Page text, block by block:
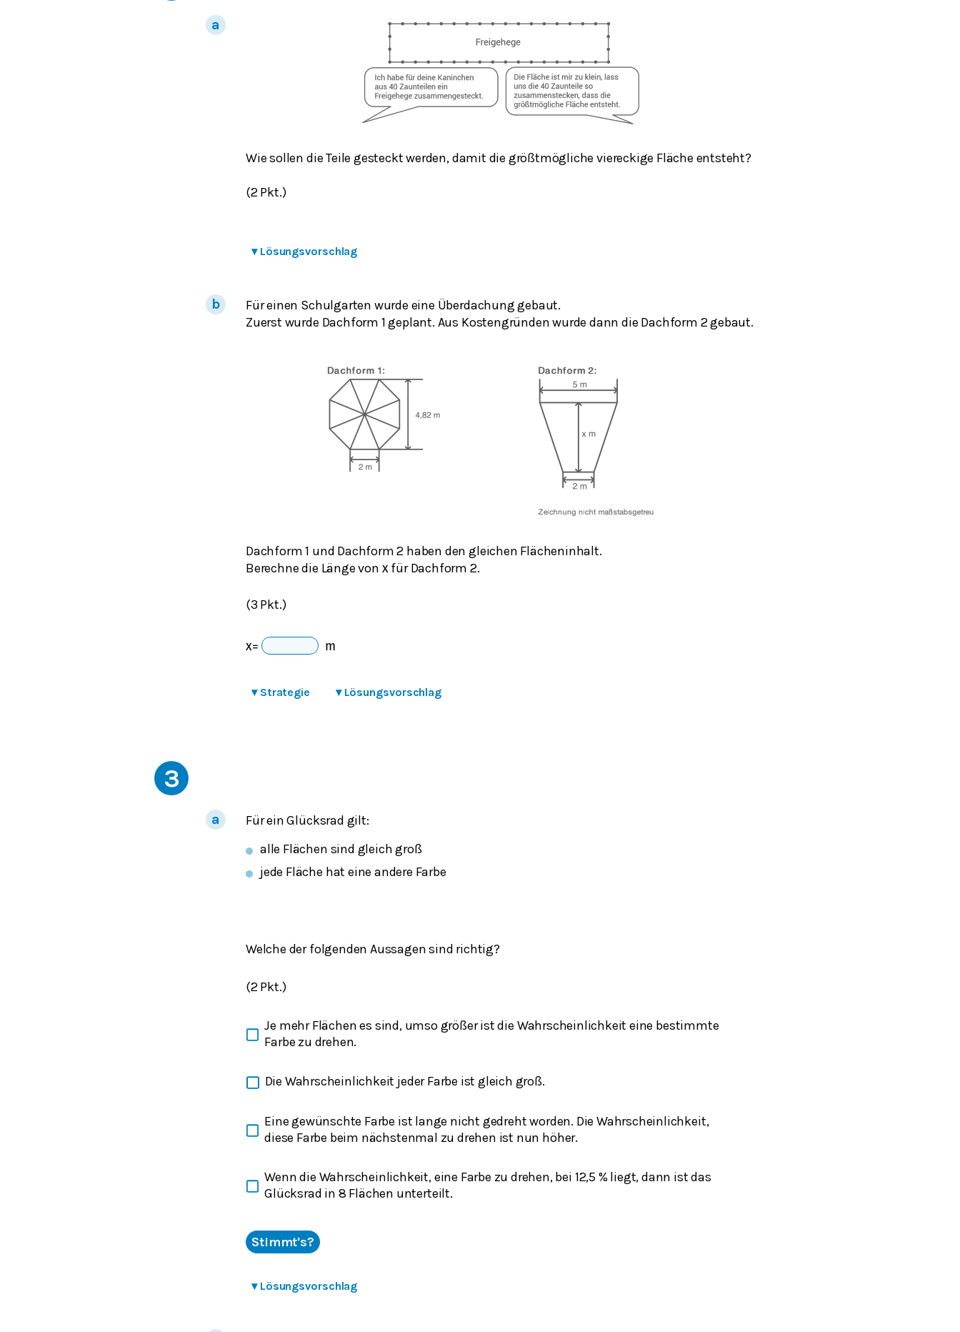
Wie sollen die Teile gesteckt werden, damit die größtmögliche viereckige Fläche entsteht?
(2 Pkt.)
▾ Lösungsvorschlag
Für einen Schulgarten wurde eine Überdachung gebaut.
Zuerst wurde Dachform 1 geplant. Aus Kostengründen wurde dann die Dachform 2 gebaut.
Dachform 1 und Dachform 2 haben den gleichen Flächeninhalt.
Berechne die Länge von xfür Dachform 2.
(3 Pkt.)
x= m
▾ Strategie ▾ Lösungsvorschlag
3
Für ein Glücksrad gilt:
alle Flächen sind gleich groß
jede Fläche hat eine andere Farbe
Welche der folgenden Aussagen sind richtig?
(2 Pkt.)
Je mehr Flächen es sind, umso größer ist die Wahrscheinlichkeit eine bestimmte
Farbe zu drehen.
Die Wahrscheinlichkeit jeder Farbe ist gleich groß.
Eine gewünschte Farbe ist lange nicht gedreht worden. Die Wahrscheinlichkeit,
diese Farbe beim nächstenmal zu drehen ist nun höher.
Wenn die Wahrscheinlichkeit, eine Farbe zu drehen, bei 12,5 % liegt, dann ist das
Glücksrad in 8 Flächen unterteilt.
Stimmt's?
▾ Lösungsvorschlag